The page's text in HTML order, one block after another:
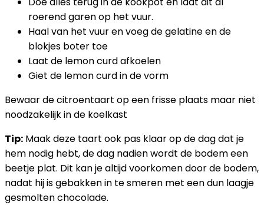
roerend garen op het vuur.
Haal van het vuur en voeg de gelatine en de
blokjes boter toe
Laat de lemon curd afkoelen
Giet de lemon curd in de vorm
Bewaar de citroentaart op een frisse plaats maar niet
noodzakelijk in de koelkast
Tip: Maak deze taart ook pas klaar op de dag dat je
hem nodig hebt, de dag nadien wordt de bodem een
beetje plat. Dit kan je altijd voorkomen door de bodem,
nadat hij is gebakken in te smeren met een dun laagje
gesmolten chocolade.